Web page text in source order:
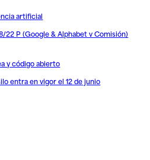
artificial
22 P (Google & Alphabet v Comisión)
y código abierto
entra en vigor el 12 de junio